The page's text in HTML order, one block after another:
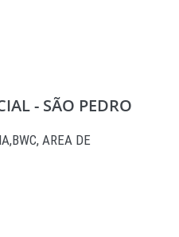
- SÃO PEDRO
AREA DE